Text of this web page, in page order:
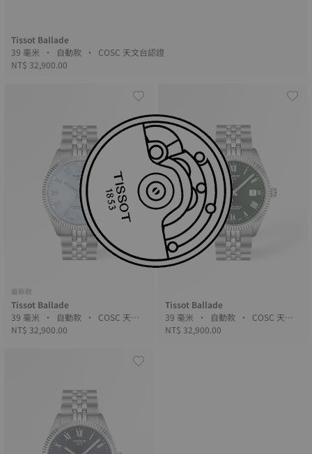
Tissot Ballade
39 毫米 • 自動款 • COSC 天文台認證
NT$ 32,900.00
最新款
Tissot Ballade
39 毫米 • 自動款 • COSC 天文
台認證
NT$ 32,900.00
Tissot Ballade
39 毫米 • 自動款 • COSC 天文
台認證
NT$ 32,900.00